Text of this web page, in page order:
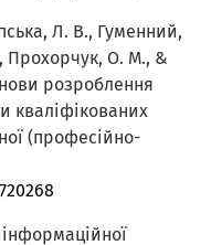
Л. В., Гуменний,
Прохорчук, О. М., &
розроблення
кваліфікованих
(професійно-